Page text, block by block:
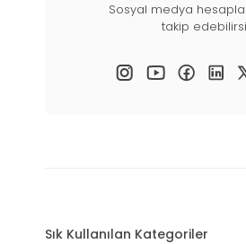
Sosyal medya
takip
Sık Kullanılan Kategoriler